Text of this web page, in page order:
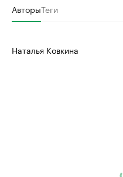
АвторыТеги
Наталья Ковкина